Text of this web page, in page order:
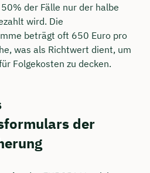
der Fälle nur der halbe
wird. Die
beträgt oft 650 Euro pro
was als Richtwert dient, um
Folgekosten zu decken.
der